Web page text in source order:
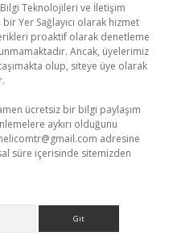
Bilgi Teknolojileri ve İletişim
Yer Sağlayıcı olarak hizmet
proaktif olarak denetleme
Ancak, üyelerimiz
olup, siteye üye olarak
ücretsiz bir bilgi paylaşım
aykırı olduğunu
adresine
süre içerisinde sitemizden